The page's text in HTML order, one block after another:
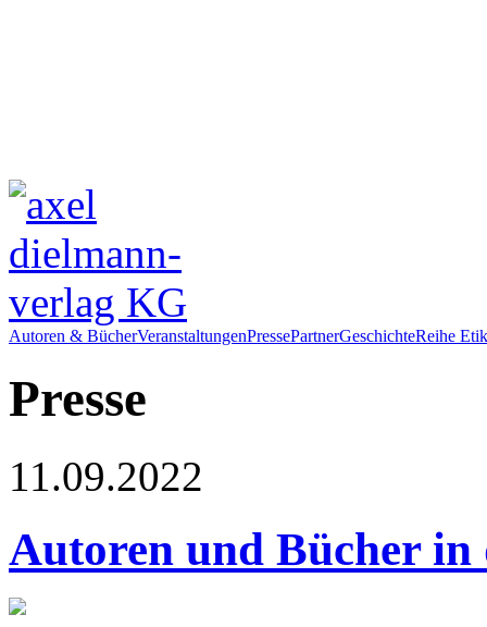
Autoren & BücherVeranstaltungenPressePartnerGeschichteReihe
Presse
11.09.2022
Autoren und Bücher in